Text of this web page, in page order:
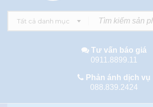
Tất cả danh mục
Tư vấn báo giá
0911.8899.11
Phản ánh dịch vụ
088.839.2424